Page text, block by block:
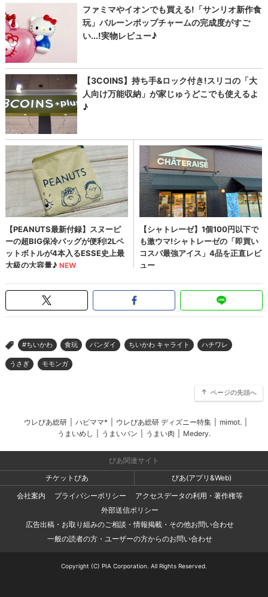
> #ちいかわ 食玩 バンダイ ちいかわ キャライト ハチワレ
うさぎ モモンガ
ページの先頭へ
ウレぴあ総研 ハピママ* ウレぴあ総研 ディズニー特集 mimot.
うまいめし
うまいパン うまい肉 Medery.
ぴあ関連サイト
チケットぴあ
ぴあ(アプリ&Web)
会社案内
プライバシーポリシー
アクセスデータの利用・著作権等
外部送信ポリシー
広告出稿・お取り組みのご相談・情報掲載・その他お問い合わせ
一般の読者の方・ユーザーの方からのお問い合わせ
Copyright (C) PIA Corporation. All Rights Reserved.